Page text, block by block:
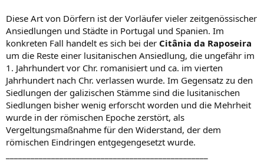
Diese Art von Dörfern ist der Vorläufer vieler zeitgenössischer
Ansiedlungen und Städte in Portugal und Spanien. Im
konkreten Fall handelt es sich bei der Citânia da Raposeira
um die Reste einer lusitanischen Ansiedlung, die ungefähr im
1. Jahrhundert vor Chr. romanisiert und ca. im vierten
Jahrhundert nach Chr. verlassen wurde. Im Gegensatz zu den
Siedlungen der galizischen Stämme sind die lusitanischen
Siedlungen bisher wenig erforscht worden und die Mehrheit
wurde in der römischen Epoche zerstört, als
Vergeltungsmaßnahme für den Widerstand, der dem
römischen Eindringen entgegengesetzt wurde.